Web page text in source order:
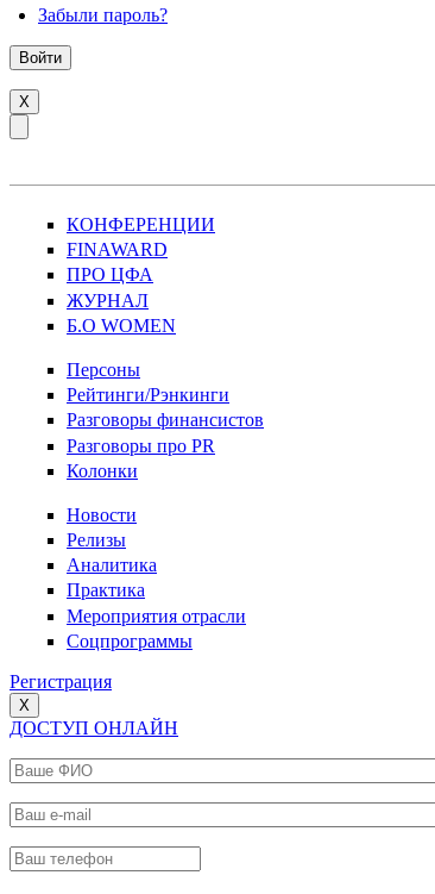
Забыли пароль?
X
КОНФЕРЕНЦИИ
FINAWARD
ПРО ЦФА
ЖУРНАЛ
Б.О WOMEN
Персоны
Рейтинги/Рэнкинги
Разговоры финансистов
Разговоры про PR
Колонки
Новости
Релизы
Аналитика
Практика
Мероприятия отрасли
Соцпрограммы
Регистрация
X
ДОСТУП ОНЛАЙН
Ваше ФИО
Ваш e-mail
Ваш телефон